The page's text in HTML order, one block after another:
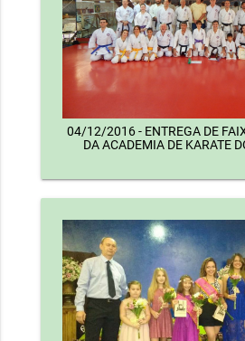
04/12/2016 - ENTREGA DE
DA ACADEMIA DE KARATE